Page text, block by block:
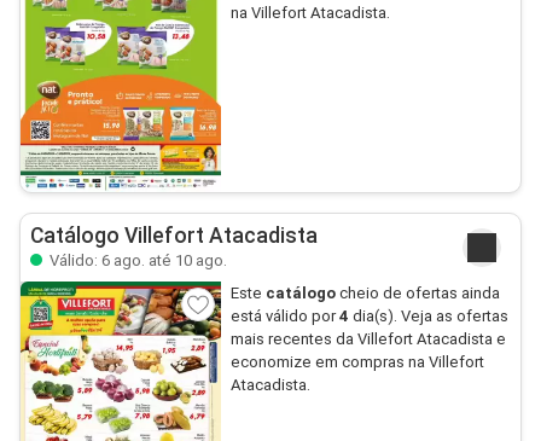
na Villefort Atacadista.
Catálogo Villefort Atacadista
Válido: 6 ago. até 10 ago.
Este catálogocheio de ofertas ainda
está válido por4 dia(s). Veja as ofertas
mais recentes da Villefort Atacadista e
economize em compras na Villefort
Atacadista.